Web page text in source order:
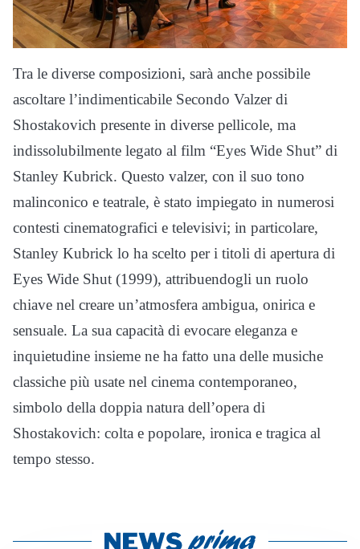
Tra le diverse composizioni, sarà anche possibile
ascoltare l’indimenticabile Secondo Valzer di
Shostakovich presente in diverse pellicole, ma
indissolubilmente legato al film “Eyes Wide Shut” di
Stanley Kubrick. Questo valzer, con il suo tono
malinconico e teatrale, è stato impiegato in numerosi
contesti cinematografici e televisivi; in particolare,
Stanley Kubrick lo ha scelto per i titoli di apertura di
Eyes Wide Shut (1999), attribuendogli un ruolo
chiave nel creare un’atmosfera ambigua, onirica e
sensuale. La sua capacità di evocare eleganza e
inquietudine insieme ne ha fatto una delle musiche
classiche più usate nel cinema contemporaneo,
simbolo della doppia natura dell’opera di
Shostakovich: colta e popolare, ironica e tragica al
tempo stesso.